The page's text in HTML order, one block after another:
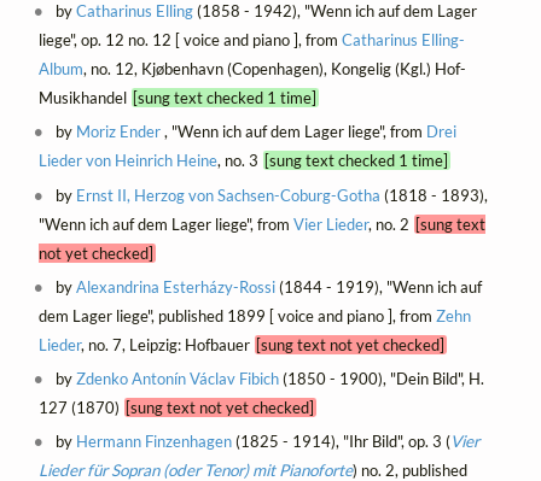
byCatharinus Elling(1858 - 1942), "Wenn ich auf dem Lager
liege", op. 12 no. 12 [ voice and piano ], from Catharinus Elling-
Album, no. 12, Kjøbenhavn (Copenhagen), Kongelig (Kgl.) Hof-
Musikhandel [sung text checked 1 time]
by Moriz Ender, "Wenn ich auf dem Lager liege", from Drei
Lieder von Heinrich Heine, no. 3 [sung text checked 1 time]
by Ernst II, Herzog von Sachsen-Coburg-Gotha (1818 - 1893),
"Wenn ich auf dem Lager liege", from Vier Lieder, no. 2 [sung text
not yet checked]
byAlexandrina Esterházy-Rossi(1844 - 1919), "Wenn ich auf
dem Lager liege", published 1899 [ voice and piano ], from Zehn
Lieder, no. 7, Leipzig: Hofbauer [sung text not yet checked]
byZdenko Antonín Václav Fibich(1850 - 1900), "Dein Bild", H.
127 (1870) [sung text not yet checked]
by Hermann Finzenhagen(1825 - 1914), "Ihr Bild", op. 3 (Vier
Lieder für Sopran (oder Tenor) mit Pianoforte) no. 2, published